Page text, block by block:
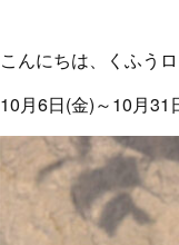
こんにちは、くふう
10月6日(金)～10月31